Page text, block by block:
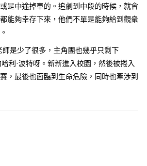
是中途掉車的。追劇到中段的時候，就會
能夠幸存下來，他們不單是能夠給到觀衆
是少了很多，主角團也幾乎只剩下
利·波特呀。新新進入校園，然後被捲入
，最後也面臨到生命危險，同時也牽涉到